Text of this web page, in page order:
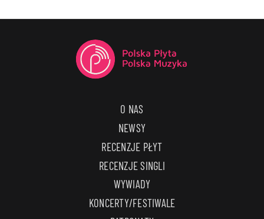
O NAS
NEWSY
RECENZJE PŁYT
RECENZJE SINGLI
WYWIADY
KONCERTY/FESTIWALE